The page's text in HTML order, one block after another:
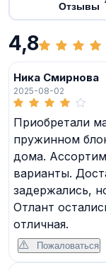
Отзывы
4,8
Ника Смирнова
2025-08-02
Приобретали
пружинном
дома.
варианты.
задержались,
Отлант
отличная.
Пожаловаться